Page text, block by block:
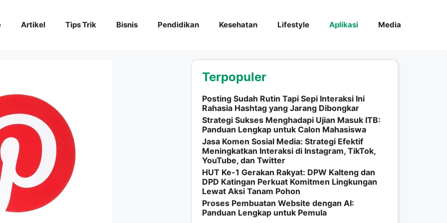
Artikel Tips Trik Bisnis Pendidikan Kesehatan Lifestyle Aplikasi Media
Terpopuler
Posting Sudah Rutin Tapi Sepi Interaksi Ini
Rahasia Hashtag yang Jarang Dibongkar
Strategi Sukses Menghadapi Ujian Masuk ITB:
Panduan Lengkap untuk Calon Mahasiswa
Jasa Komen Sosial Media: Strategi Efektif
Meningkatkan Interaksi di Instagram, TikTok,
YouTube, dan Twitter
HUT Ke-1 Gerakan Rakyat: DPW Kalteng dan
DPD Katingan Perkuat Komitmen Lingkungan
Lewat Aksi Tanam Pohon
Proses Pembuatan Website dengan AI:
Panduan Lengkap untuk Pemula